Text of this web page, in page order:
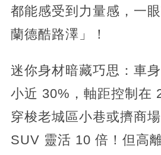
都能感受到力量感，一
蘭德酷路澤」！
迷你身材暗藏巧思：車
小近 30%，軸距控制在
穿梭老城區小巷或擠商
SUV 靈活 10 倍！但高